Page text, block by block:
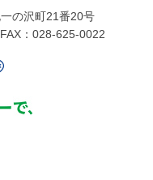
の沢町21番20号
：028-625-0022